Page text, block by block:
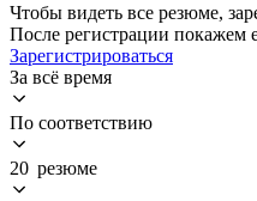
Чтобы видеть все резюме,
После регистрации покажем
Зарегистрироваться
За всё время
По соответствию
20 резюме